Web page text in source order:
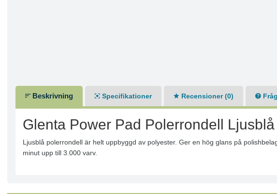
Beskrivning Specifikationer Recensioner (0)
Glenta Power Pad Polerrondell Ljusblå
Ljusblå polerrondell är helt uppbyggd av polyester. Ger en hög glans på
minut upp till 3.000 varv.